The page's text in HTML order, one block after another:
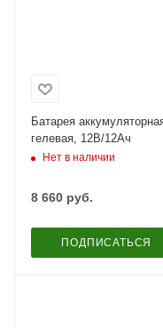
Батарея
гелевая, 12В/12Ач
Нет в наличии
8 660 руб.
ПОДПИСАТЬСЯ